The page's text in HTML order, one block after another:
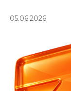
05.06.2026